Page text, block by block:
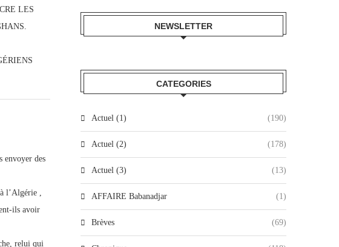
LES
envoyer des
l’Algérie ,
ils avoir
relui qui
NEWSLETTER
CATEGORIES
Actuel (1) (190)
Actuel (2) (178)
Actuel (3) (13)
AFFAIRE Babanadjar (1)
Brèves (69)